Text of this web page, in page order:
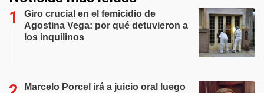
Giro crucial en el femicidio de
Agostina Vega: por qué detuvieron a
los inquilinos
Marcelo Porcel irá a juicio oral luego